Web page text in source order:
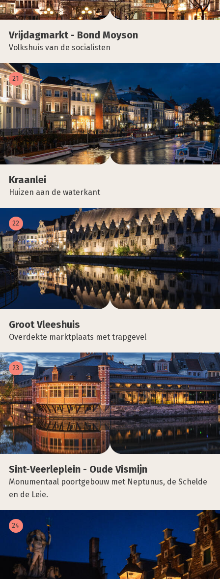
Vrij­dag­markt - Bond Moy­son
Volkshuis van de socialisten
Kraan­lei
Huizen aan de waterkant
21
Groot Vlees­huis
Overdekte marktplaats met trapgevel
22
Sint-Veer­le­plein - Oude Vis­mijn
Monumentaal poortgebouw met Neptunus, de Schelde
en de Leie.
23
24